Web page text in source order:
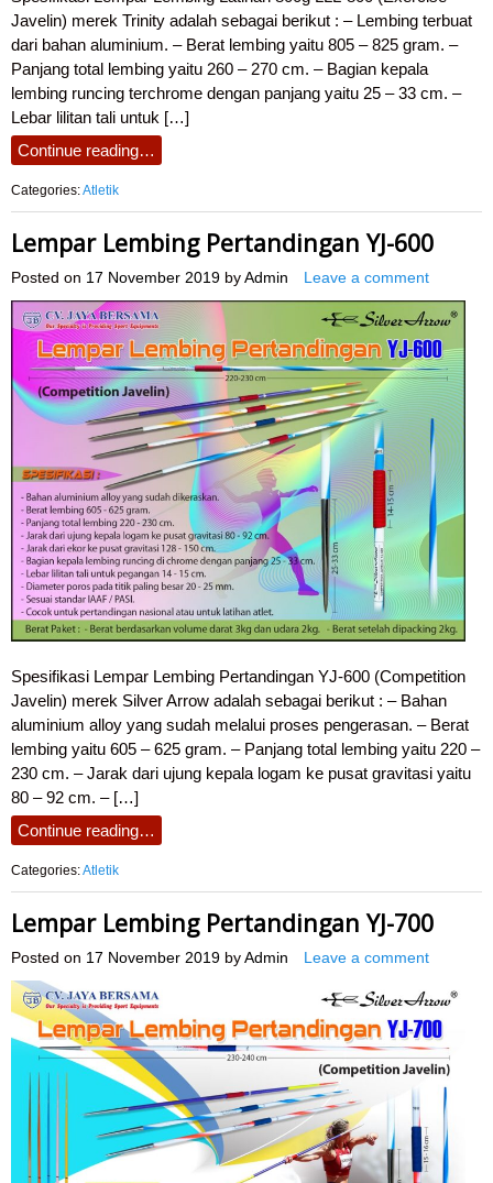
Javelin) merek Trinity adalah sebagai berikut : – Lembing terbuat
dari bahan aluminium. – Berat lembing yaitu 805 – 825 gram. –
Panjang total lembing yaitu 260 – 270 cm. – Bagian kepala
lembing runcing terchrome dengan panjang yaitu 25 – 33 cm. –
Lebar lilitan tali untuk […]
Continue reading…
Categories:Atletik
Lempar Lembing Pertandingan YJ-600
Posted on 17 November 2019 by Admin Leave a comment
Spesifikasi Lempar Lembing Pertandingan YJ-600 (Competition
Javelin) merek Silver Arrow adalah sebagai berikut : – Bahan
aluminium alloy yang sudah melalui proses pengerasan. – Berat
lembing yaitu 605 – 625 gram. – Panjang total lembing yaitu 220 –
230 cm. – Jarak dari ujung kepala logam ke pusat gravitasi yaitu
80 – 92 cm. – […]
Continue reading…
Categories:Atletik
Lempar Lembing Pertandingan YJ-700
Posted on 17 November 2019 by Admin Leave a comment